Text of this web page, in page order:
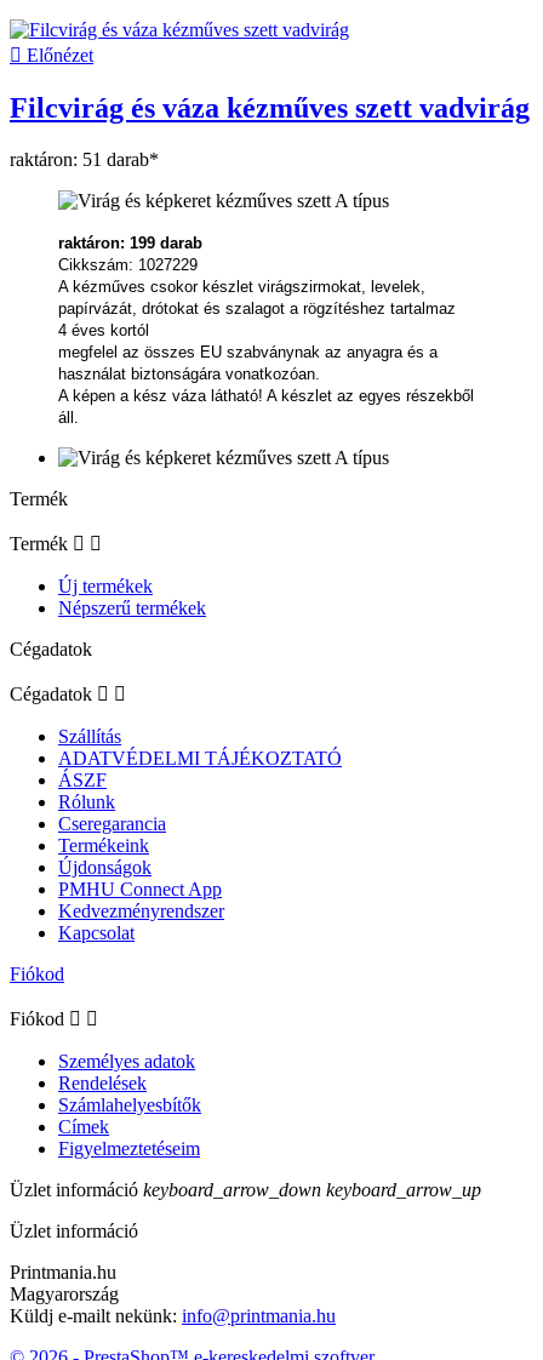
 Előnézet
Filcvirág és váza kézműves szett vadvirág
raktáron: 51 darab*
raktáron: 199 darab
Cikkszám: 1027229
A kézműves csokor készlet virágszirmokat, levelek,
papírvázát, drótokat és szalagot a rögzítéshez tartalmaz
4 éves kortól
megfelel az összes EU szabványnak az anyagra és a
használat biztonságára vonatkozóan.
A képen a kész váza látható! A készlet az egyes részekből
áll.
Termék
Termék  
Új termékek
Népszerű termékek
Cégadatok
Cégadatok  
Szállítás
ADATVÉDELMI TÁJÉKOZTATÓ
ÁSZF
Rólunk
Cseregarancia
Termékeink
Újdonságok
PMHU Connect App
Kedvezményrendszer
Kapcsolat
Fiókod
Fiókod  
Személyes adatok
Rendelések
Számlahelyesbítők
Címek
Figyelmeztetéseim
Üzlet információ keyboard_arrow_down keyboard_arrow_up
Üzlet információ
Printmania.hu
Magyarország
Küldj e-mailt nekünk: info@printmania.hu